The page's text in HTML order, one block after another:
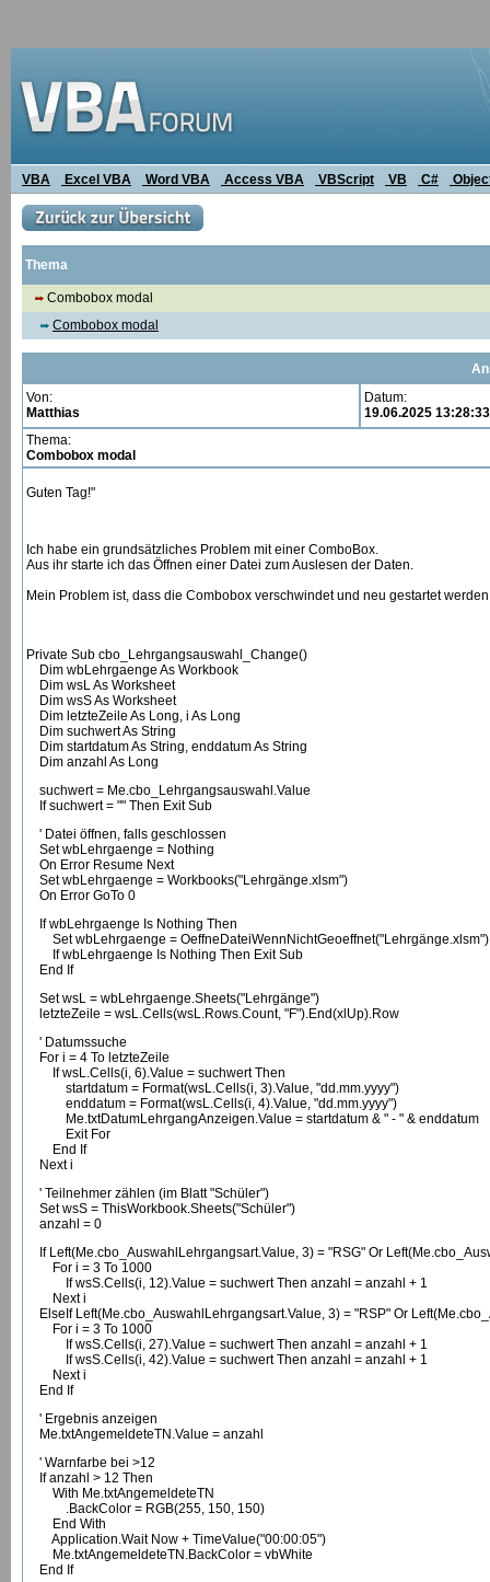
VBA Excel VBA Word VBA Access VBA VBScript VB C#
Thema
Combobox modal
Combobox modal
Von:
Matthias
Datum:
19.06.2025 13:28:33
Thema:
Combobox modal
Guten Tag!"
Ich habe ein grundsätzliches Problem mit einer ComboBox.
Aus ihr starte ich das Öffnen einer Datei zum Auslesen der Daten.
Mein Problem ist, dass die Combobox verschwindet und neu gestartet
Private Sub cbo_Lehrgangsauswahl_Change()
Dim wbLehrgaenge As Workbook
Dim wsL As Worksheet
Dim wsS As Worksheet
Dim letzteZeile As Long, i As Long
Dim suchwert As String
Dim startdatum As String, enddatum As String
Dim anzahl As Long
suchwert = Me.cbo_Lehrgangsauswahl.Value
If suchwert = "" Then Exit Sub
' Datei öffnen, falls geschlossen
Set wbLehrgaenge = Nothing
On Error Resume Next
Set wbLehrgaenge = Workbooks("Lehrgänge.xlsm")
On Error GoTo 0
If wbLehrgaenge Is Nothing Then
Set wbLehrgaenge = OeffneDateiWennNichtGeoeffnet("Lehrgänge.xlsm")
If wbLehrgaenge Is Nothing Then Exit Sub
End If
Set wsL = wbLehrgaenge.Sheets("Lehrgänge")
letzteZeile = wsL.Cells(wsL.Rows.Count, "F").End(xlUp).Row
' Datumssuche
For i = 4 To letzteZeile
If wsL.Cells(i, 6).Value = suchwert Then
startdatum = Format(wsL.Cells(i, 3).Value, "dd.mm.yyyy")
enddatum = Format(wsL.Cells(i, 4).Value, "dd.mm.yyyy")
Me.txtDatumLehrgangAnzeigen.Value = startdatum & " - " & enddatum
Exit For
End If
Next i
' Teilnehmer zählen (im Blatt "Schüler")
Set wsS = ThisWorkbook.Sheets("Schüler")
anzahl = 0
If Left(Me.cbo_AuswahlLehrgangsart.Value, 3) = "RSG" Or
For i = 3 To 1000
If wsS.Cells(i, 12).Value = suchwert Then anzahl = anzahl + 1
Next i
ElseIf Left(Me.cbo_AuswahlLehrgangsart.Value, 3) = "RSP" Or
For i = 3 To 1000
If wsS.Cells(i, 27).Value = suchwert Then anzahl = anzahl + 1
If wsS.Cells(i, 42).Value = suchwert Then anzahl = anzahl + 1
Next i
End If
' Ergebnis anzeigen
Me.txtAngemeldeteTN.Value = anzahl
' Warnfarbe bei >12
If anzahl > 12 Then
With Me.txtAngemeldeteTN
.BackColor = RGB(255, 150, 150)
End With
Application.Wait Now + TimeValue("00:00:05")
Me.txtAngemeldeteTN.BackColor = vbWhite
End If